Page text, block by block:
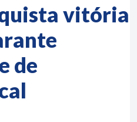
vitória
de